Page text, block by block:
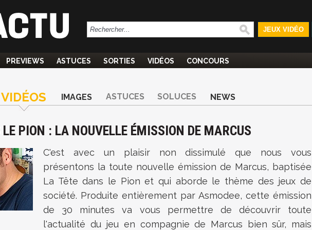
JEUX VIDÉO
PREVIEWS ASTUCES SORTIES VIDÉOS CONCOURS
VIDÉOS IMAGES ASTUCES SOLUCES NEWS
PION : LA NOUVELLE ÉMISSION DE MARCUS
C'est avec un plaisir non dissimulé que nous vous
présentons la toute nouvelle émission de Marcus, baptisée
La Tête dans le Pion et qui aborde le thème des jeux de
société. Produite entièrement par Asmodee, cette émission
de 30 minutes va vous permettre de découvrir toute
l'actualité du jeu en compagnie de Marcus bien sûr, mais